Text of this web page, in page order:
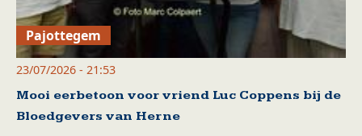
Pajottegem
23/07/2026 - 21:53
Mooi eerbetoon voor vriend Luc Coppens bij de
Bloedgevers van Herne